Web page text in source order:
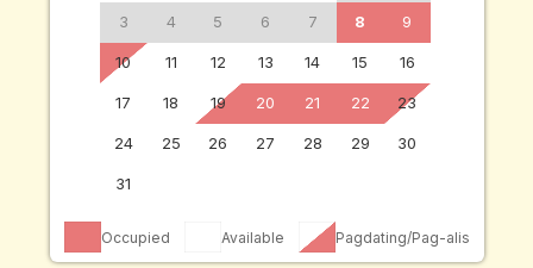
3 4 5 6 7 8 9
10 11 12 13 14 15 16
17 18 19 20 21 22 23
24 25 26 27 28 29 30
31
Occupied Available Pagdating/Pag-alis